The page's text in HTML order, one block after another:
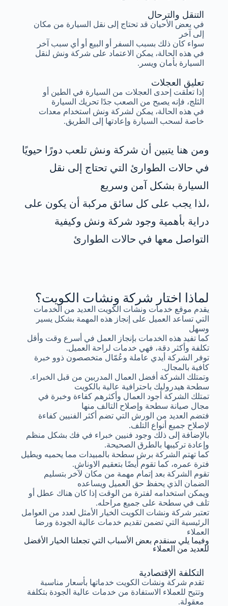
تعليق العجلات
إذا تعلقت إحدى العجلات من السيارة في الطين أو
الثلج، فإنه يصبح من الصعب جدًا تحريك السيارة
في هذه الحالة، يمكن لشركة ونش استخدام معدات
خاصة لسحب السيارة وإعادتها إلى الطريق.
التنقل والترحال
في بعض الأحيان قد تحتاج إلى نقل السيارة من مكان
إلى آخر
سواء كان ذلك بسبب السفر أو البيع أو أي سبب آخر
في هذه الحالة، يمكن الاعتماد على شركة ونش لنقل
السيارة بأمان ويسر.
ومن هنا يتبين أن شركة ونش تلعب دورًا حيويًا
في حالات الطوارئ التي تحتاج إلى نقل
السيارة بشكل آمن وسريع
،لذا يجب على كل سائق مركبة أن يكون على
دراية بأهمية وجود شركة ونش وكيفية
التواصل معها في حالات الطوارئ
لماذا اختار شركة ونشات الكويت؟
يقدم موقع خدمات ونشات الكويت العديد من الخدمات
التي تساعد العميل على إنجاز هذه المهمة بشكل يسير
وسهل
كما تفيد هذه الخدمات بإنجاز العمل في أسرع وقت وأقل
تكلفة وأكثر دقة، فهي خدمات لراحة العميل.
توفر الشركة أيدي عاملة وعُمّال متخصصون ذوو خبرة
كافية بالمجال.
وتمتلك الشركة أفضل العمال المدربين من قبل الخبراء.
سطحة هيدروليك باحترافية عالية بالكويت
تمتلك الشركة أجود العمال وأكثرهم كفاءة وخبرة في
مجال صيانة سطحة وإصلاح التالف منها
فتضم العديد من الورش التي تضم أكثر الفنيين كفاءة
لإصلاح جميع أنواع التلف.
بالإضافة إلى ذلك وجود فنيين خبراء في فك بشكل منظم
وإعادة تركيبها بالطرق الصحيحة.
كما تهتم الشركة برش سطحة بالمبيدات مما يحميه ويطيل
فترة عمره، كما تقوم أيضًا بتعقيم الاوناش.
تقوم الشركة بعد إتمام مهمة من مكان لآخر بتسليم
الضمان الذي يحفظ حق العميل ويساعده
ويمكن استخدامه لفترة من الوقت إذا كان هناك عطل أو
تلف في سطحة على جميع مراحله.
تعتبر شركة ونشات الكويت الخيار الأمثل لعدد من العوامل
الرئيسية التي تضمن تقديم خدمات عالية الجودة ورضا
العملاء
وفيما يلي سنقدم بعض الأسباب التي تجعلنا الخيار الأفضل
للعديد من العملاء
التكلفة الإقتصادية
تقدم شركة ونشات الكويت خدماتها بأسعار مناسبة
وتتيح للعملاء الاستفادة من خدمات عالية الجودة بتكلفة
معقولة.